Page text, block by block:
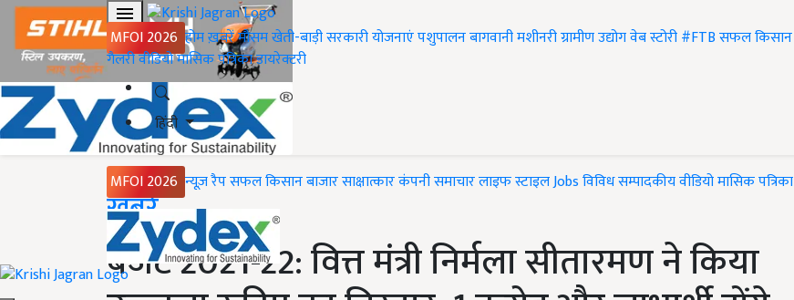
MFOI 2026 होमख़बरेंमौसमखेती-बाड़ीसरकारी योजनाएंपशुपालनबागवानीमशीनरीग्रामीण उद्योगवेब स्टोरी#FTBसफल किसान
गैलरीवीडियोमासिक पत्रिकाडायरेक्टरी
हिंदी
MFOI 2026 न्यूज़ रैपसफल किसानबाजारसाक्षात्कारकंपनी समाचारलाइफ स्टाइलJobsविविधसम्पादकीयवीडियोमासिक पत्रिका
Home
ख़बरें
बजट 2021-22: वित्त मंत्री निर्मला सीतारमण ने किया